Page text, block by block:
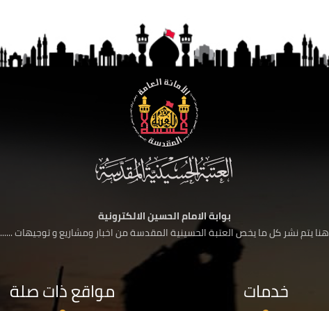
بوابة الامام الحسين الالكترونية
هنا يتم نشر كل ما يخص العتبة الحسينية المقدسة من اخبار ومشاريع و توجيهات ......
خدمات مواقع ذات صلة